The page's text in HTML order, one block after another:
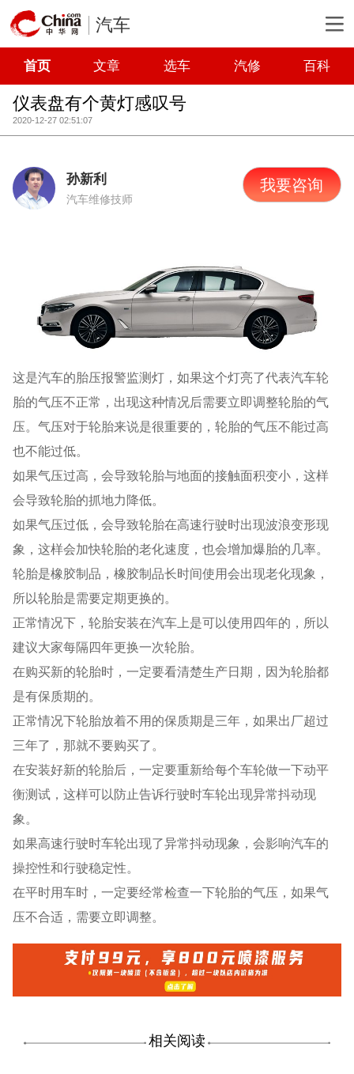
汽车
首页 文章 选车 汽修 百科
仪表盘有个黄灯感叹号
2020-12-27 02:51:07
孙新利
汽车维修技师
我要咨询
这是汽车的胎压报警监测灯，如果这个灯亮了代表汽车轮
胎的气压不正常，出现这种情况后需要立即调整轮胎的气
压。气压对于轮胎来说是很重要的，轮胎的气压不能过高
也不能过低。
如果气压过高，会导致轮胎与地面的接触面积变小，这样
会导致轮胎的抓地力降低。
如果气压过低，会导致轮胎在高速行驶时出现波浪变形现
象，这样会加快轮胎的老化速度，也会增加爆胎的几率。
轮胎是橡胶制品，橡胶制品长时间使用会出现老化现象，
所以轮胎是需要定期更换的。
正常情况下，轮胎安装在汽车上是可以使用四年的，所以
建议大家每隔四年更换一次轮胎。
在购买新的轮胎时，一定要看清楚生产日期，因为轮胎都
是有保质期的。
正常情况下轮胎放着不用的保质期是三年，如果出厂超过
三年了，那就不要购买了。
在安装好新的轮胎后，一定要重新给每个车轮做一下动平
衡测试，这样可以防止告诉行驶时车轮出现异常抖动现
象。
如果高速行驶时车轮出现了异常抖动现象，会影响汽车的
操控性和行驶稳定性。
在平时用车时，一定要经常检查一下轮胎的气压，如果气
压不合适，需要立即调整。
相关阅读